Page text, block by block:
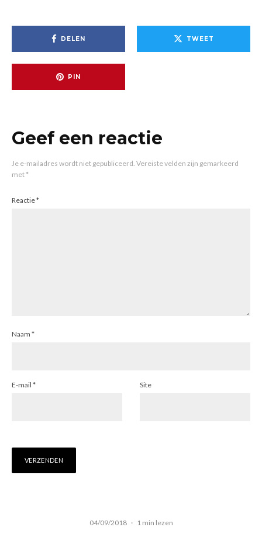
DELEN TWEET
PIN
Geef een reactie
Je e-mailadres wordt niet gepubliceerd. Vereiste velden zijn gemarkeerd
met*
Reactie*
Naam *
E-mail * Site
04/09/2018 · 1 min lezen